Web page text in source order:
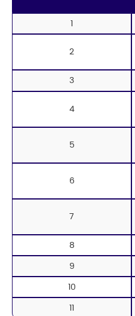
1
2
3
4
5
6
7
8
9
10
11